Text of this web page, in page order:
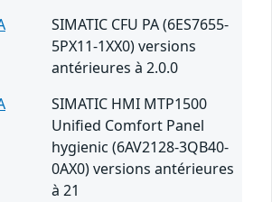
SIMATIC CFU PA (6ES7655-
5PX11-1XX0) versions
antérieures à 2.0.0
SIMATIC HMI MTP1500
Unified Comfort Panel
hygienic (6AV2128-3QB40-
0AX0) versions antérieures
à 21